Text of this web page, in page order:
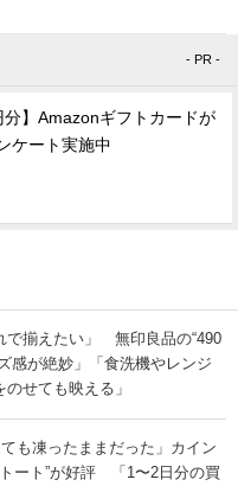
- PR -
分】Amazonギフトカードが
ケート実施中
で揃えたい」 無印良品の“490
感が絶妙」「食洗機やレンジ
せても映える」
も凍ったままだった」カイン
ート”が好評 「1〜2日分の買